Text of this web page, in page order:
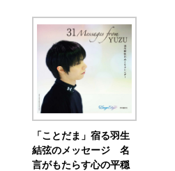
「ことだま」宿る羽生
結弦のメッセージ 名
言がもたらす心の平穏